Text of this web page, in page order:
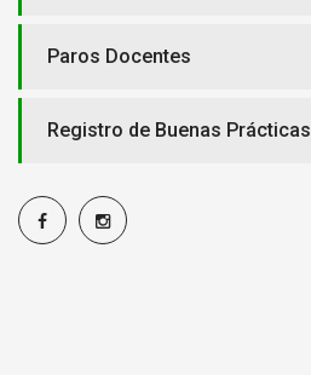
Paros Docentes
Registro de Buenas Prácticas